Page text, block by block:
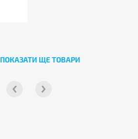
ПОКАЗАТИ ЩЕ ТОВАРИ